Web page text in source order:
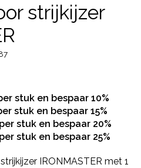
strijkijzer
stuk en bespaar 10%
stuk en bespaar 15%
stuk en bespaar 20%
stuk en bespaar 25%
IRONMASTER met 1